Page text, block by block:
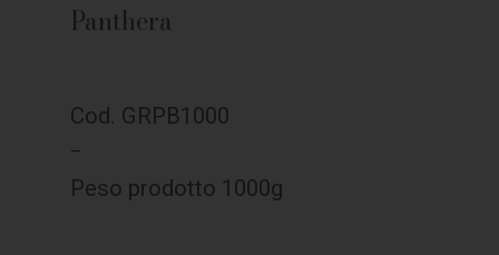
Panthera
Cod. GRPB1000
–
Peso prodotto 1000g